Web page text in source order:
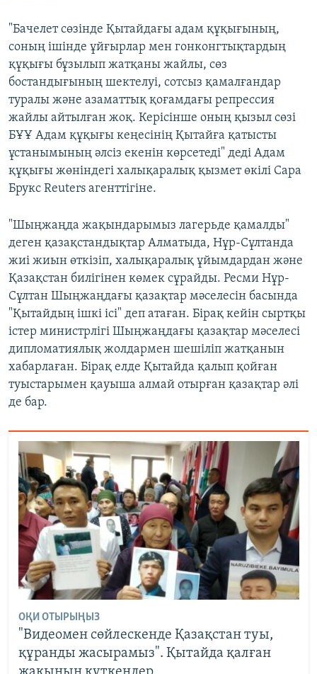
"Бачелет сөзінде Қытайдағы адам құқығының,
соның ішінде ұйғырлар мен гонконгтықтардың
құқығы бұзылып жатқаны жайлы, сөз
бостандығының шектелуі, сотсыз қамалғандар
туралы және азаматтық қоғамдағы репрессия
жайлы айтылған жоқ. Керісінше оның қызыл сөзі
БҰҰ Адам құқығы кеңесінің Қытайға қатысты
ұстанымының әлсіз екенін көрсетеді" деді Адам
құқығы жөніндегі халықаралық қызмет өкілі Сара
Брукс Reuters агенттігіне.
"Шыңжаңда жақындарымыз лагерьде қамалды"
деген қазақстандықтар Алматыда, Нұр-Сұлтанда
жиі жиын өткізіп, халықаралық ұйымдардан және
Қазақстан билігінен көмек сұрайды. Ресми Нұр-
Сұлтан Шыңжаңдағы қазақтар мәселесін басында
"Қытайдың ішкі ісі" деп атаған. Бірақ кейін сыртқы
істер министрлігі Шыңжаңдағы қазақтар мәселесі
дипломатиялық жолдармен шешіліп жатқанын
хабарлаған. Бірақ елде Қытайда қалып қойған
туыстарымен қауыша алмай отырған қазақтар әлі
де бар.
ОҚИ ОТЫРЫҢЫЗ
"Видеомен сөйлескенде Қазақстан туы,
құранды жасырамыз". Қытайда қалған